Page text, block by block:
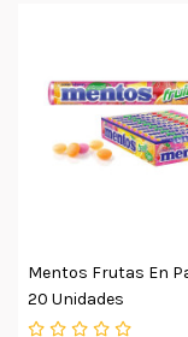
Mentos Frutas En
20 Unidades